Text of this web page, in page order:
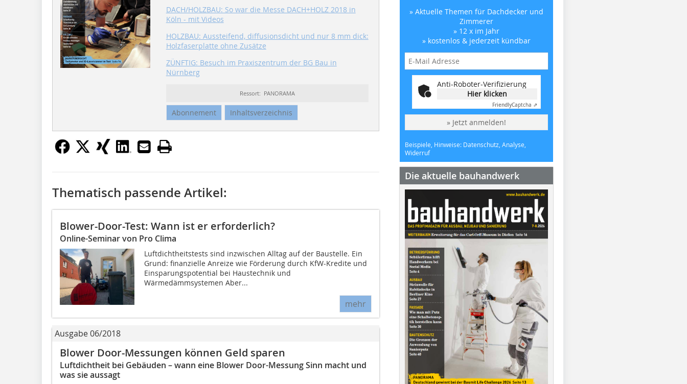
DACH/HOLZBAU: So war die Messe DACH+HOLZ 2018 in
Köln - mit Videos
HOLZBAU: Aussteifend, diffusionsdicht und nur 8 mm dick:
Holzfaserplatte ohne Zusätze
ZÜNFTIG: Besuch im Praxiszentrum der BG Bau in
Nürnberg
Ressort: PANORAMA
Abonnement Inhaltsverzeichnis
Thematisch passende Artikel:
Blower-Door-Test: Wann ist er erforderlich?
Online-Seminar von Pro Clima
Luftdichtheitstests sind inzwischen Alltag auf der Baustelle. Ein
Grund: finanzielle Anreize wie Förderung durch KfW-Kredite und
Einsparungspotential bei Haustechnik und
Wärmedämmsystemen Aber...
mehr
Ausgabe 06/2018
Blower Door-Messungen können Geld sparen
Luftdichtheit bei Gebäuden – wann eine Blower Door-Messung Sinn macht und
was sie aussagt
» Aktuelle Themen für Dachdecker und
Zimmerer
» 12 x im Jahr
» kostenlos & jederzeit kündbar
Anti-Roboter-Verifizierung
Hier klicken
FriendlyCaptcha ⇗
» Jetzt anmelden!
Beispiele, Hinweise: Datenschutz, Analyse,
Widerruf
Die aktuelle bauhandwerk